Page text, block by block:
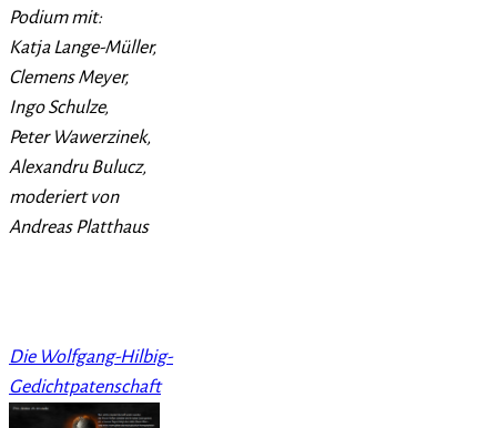
Podium mit:
Katja Lange-Müller,
Clemens Meyer,
Ingo Schulze,
Peter Wawerzinek,
Alexandru Bulucz,
moderiert von
Andreas Platthaus
Die Wolfgang-Hilbig-
Gedichtpatenschaft